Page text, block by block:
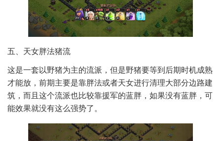
五、天女胖法猪流
这是一套以野猪为主的流派，但是野猪要等到后期时机成熟
才能放，前期主要是靠胖法或者天女进行清理大部分边路建
筑，而且这个流派也比较靠援军的蓝胖，如果没有蓝胖，可
能效果就没有这么强势了。